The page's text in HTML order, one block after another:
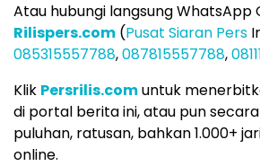
Atau hubungi langsung WhatsApp
Rilispers.com (Pusat Siaran Pers
085315557788,087815557788,
Klik Persrilis.comuntuk
di portal berita ini, atau pun
puluhan, ratusan, bahkan 1.000+
online.